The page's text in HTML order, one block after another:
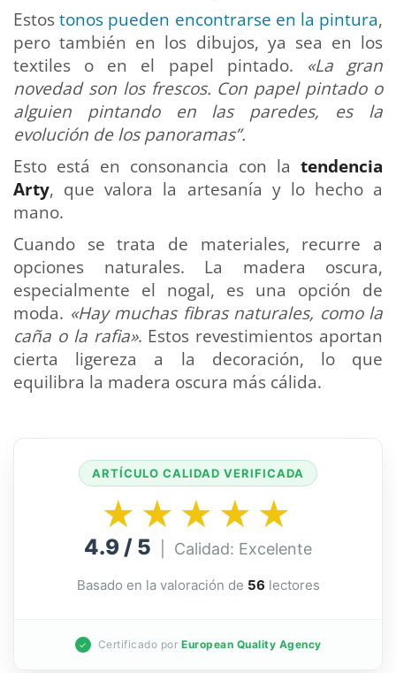
Estostonos pueden encontrarse en la pintura,
pero también en los dibujos, ya sea en los
textiles o en el papel pintado. «La gran
novedad son los frescos. Con papel pintado o
alguien pintando en las paredes, es la
evolución de los panoramas”.
Esto está en consonancia con la tendencia
Arty, que valora la artesanía y lo hecho a
mano.
Cuando se trata de materiales, recurre a
opciones naturales. La madera oscura,
especialmente el nogal, es una opción de
moda. «Hay muchas fibras naturales, como la
caña o la rafia». Estos revestimientos aportan
cierta ligereza a la decoración, lo que
equilibra la madera oscura más cálida.
ARTÍCULO CALIDAD VERIFICADA
★★★★★
4.9 / 5 | Calidad: Excelente
Basado en la valoración de 56 lectores
✓ Certificado por European Quality Agency